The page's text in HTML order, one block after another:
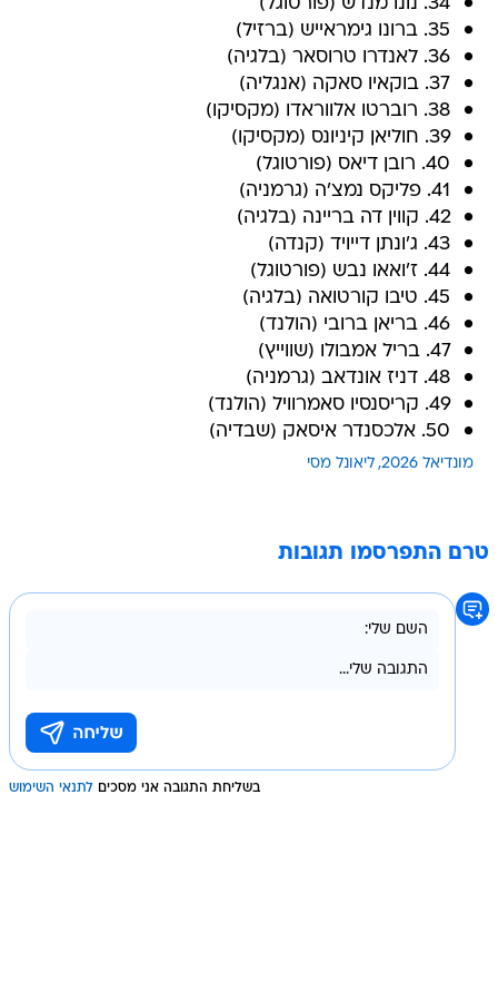
35. ברונו גימראייש (ברזיל)
36. לאנדרו טרוסאר (בלגיה)
37. בוקאיו סאקה (אנגליה)
38. רוברטו אלווראדו (מקסיקו)
39. חוליאן קיניונס (מקסיקו)
40. רובן דיאס (פורטוגל)
41. פליקס נמצ'ה (גרמניה)
42. קווין דה בריינה (בלגיה)
43. ג'ונתן דייויד (קנדה)
44. ז'ואאו נבש (פורטוגל)
45. טיבו קורטואה (בלגיה)
46. בריאן ברובי (הולנד)
47. בריל אמבולו (שווייץ)
48. דניז אונדאב (גרמניה)
49. קריסנסיו סאמרוויל (הולנד)
50. אלכסנדר איסאק (שבדיה)
מונדיאל 2026 ליאונל מסי
טרם התפרסמו תגובות
בשליחת התגובה אני מסכים לתנאי השימוש